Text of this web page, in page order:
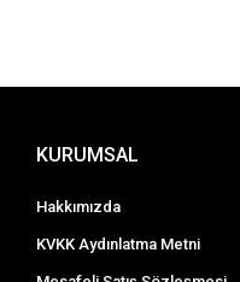
KURUMSAL
Hakkımızda
KVKK Aydınlatma Metni